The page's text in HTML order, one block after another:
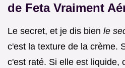
de Feta Vraiment
Le secret, et je dis bien le
c'est la texture de la crème.
c'est raté. Si elle est liquide,